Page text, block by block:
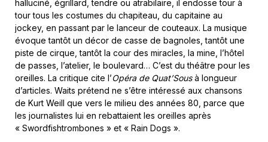
halluciné, égrillard, tendre ou atrabilaire, il endosse tour à
tour tous les costumes du chapiteau, du capitaine au
jockey, en passant par le lanceur de couteaux. La musique
évoque tantôt un décor de casse de bagnoles, tantôt une
piste de cirque, tantôt la cour des miracles, la mine, l’hôtel
de passes, l’atelier, le boulevard… C’est du théâtre pour les
oreilles. La critique cite l’Opéra de Quat’Sousà longueur
d’articles. Waits prétend ne s’être intéressé aux chansons
de Kurt Weill que vers le milieu des années 80, parce que
les journalistes lui en rebattaient les oreilles après
« Swordfishtrombones » et « Rain Dogs ».